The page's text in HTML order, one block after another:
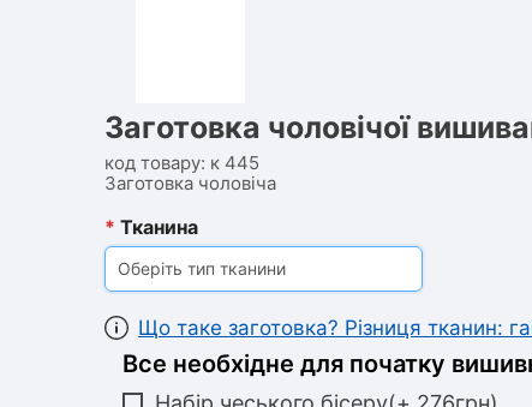
Заготовка чоловічої
код товару: к 445
Заготовка чоловіча
* Тканина
Оберіть тип тканини
Що таке заготовка? Різниця тканин:
Все необхідне для початку